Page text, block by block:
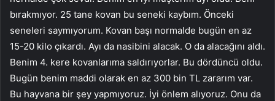
bırakmıyor. 25 tane kovan bu seneki kaybım. Önceki
seneleri saymıyorum. Kovan başı normalde bugün en az
15-20 kilo çıkardı. Ayı da nasibini alacak. O da alacağını aldı.
Benim 4. kere kovanlarıma saldırıyorlar. Bu dördüncü oldu.
Bugün benim maddi olarak en az 300 bin TL zararım var.
Bu hayvana bir şey yapmıyoruz. İyi önlem alıyoruz. Onu da